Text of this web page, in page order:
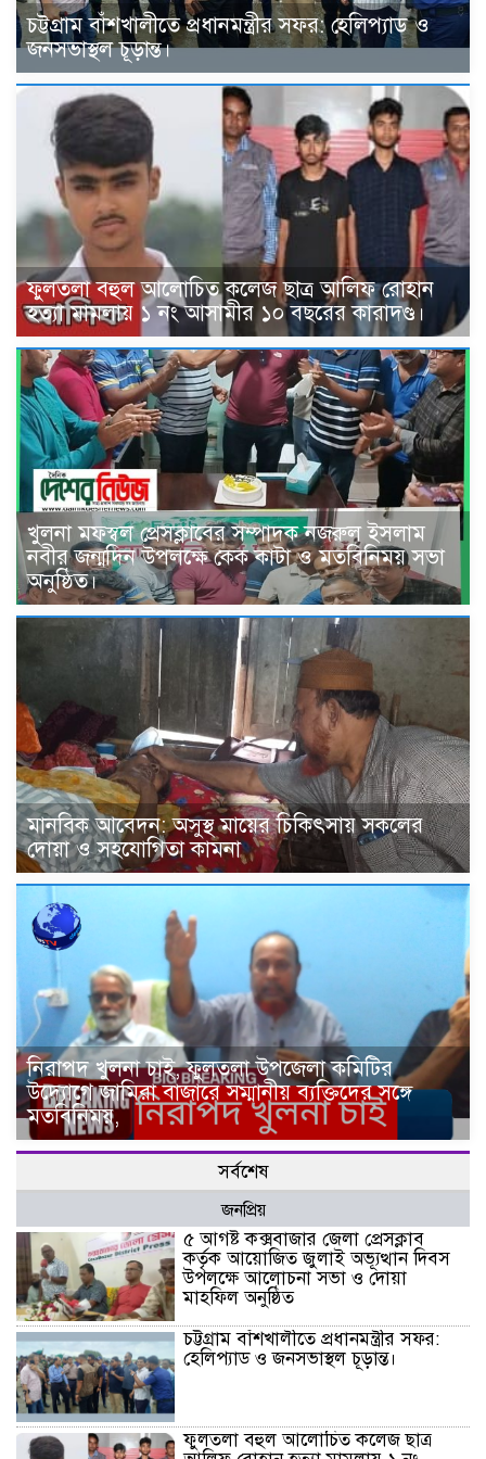
চট্টগ্রাম বাঁশখালীতে প্রধানমন্ত্রীর সফর: হেলিপ্যাড ও
জনসভাস্থল চূড়ান্ত।
ফুলতলা বহুল আলোচিত কলেজ ছাত্র আলিফ রোহান
হত্যা মামলায় ১ নং আসামীর ১০ বছরের কারাদণ্ড।
খুলনা মফস্বল প্রেসক্লাবের সম্পাদক নজরুল ইসলাম
নবীর জন্মদিন উপলক্ষে কেক কাটা ও মতবিনিময় সভা
অনুষ্ঠিত।
মানবিক আবেদন: অসুস্থ মায়ের চিকিৎসায় সকলের
দোয়া ও সহযোগিতা কামনা
নিরাপদ খুলনা চাই, ফুলতলা উপজেলা কমিটির
উদ্যোগে জামিরা বাজারে সম্মানীয় ব্যক্তিদের সঙ্গে
মতবিনিময়,
সর্বশেষ
জনপ্রিয়
৫ আগষ্ট কক্সবাজার জেলা প্রেসক্লাব
কর্তৃক আয়োজিত জুলাই অভ্যূত্থান দিবস
উপলক্ষে আলোচনা সভা ও দোয়া
মাহফিল অনুষ্ঠিত
চট্টগ্রাম বাঁশখালীতে প্রধানমন্ত্রীর সফর:
হেলিপ্যাড ও জনসভাস্থল চূড়ান্ত।
ফুলতলা বহুল আলোচিত কলেজ ছাত্র